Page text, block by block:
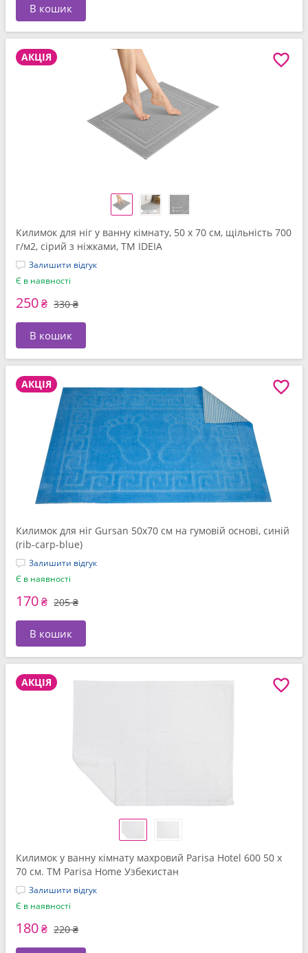
В кошик
АКЦІЯ
Килимок для ніг у ванну кімнату, 50 x 70 см, щільність 700
г/м2, сірий з ніжками, ТМ IDEIA
Залишити відгук
Є в наявності
250₴ 330 ₴
В кошик
АКЦІЯ
Килимок для ніг Gursan 50x70 см на гумовій основі, синій
(rib-carp-blue)
Залишити відгук
Є в наявності
170₴ 205 ₴
В кошик
АКЦІЯ
Килимок у ванну кімнату махровий Parisa Hotel 600 50 x
70 см. ТМ Parisa Home Узбекистан
Залишити відгук
Є в наявності
180₴ 220 ₴